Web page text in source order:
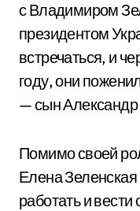
с Владимиром
президентом
встречаться, и
году, они
— сын Александр
Помимо своей
Елена
работать и